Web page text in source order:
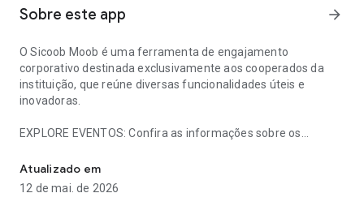
Sobre este app arrow_forward
O Sicoob Moob é uma ferramenta de engajamento
corporativo destinada exclusivamente aos cooperados da
instituição, que reúne diversas funcionalidades úteis e
inovadoras.
EXPLORE EVENTOS: Confira as informações sobre os
confirme sua presença, ative notificações, acesse seus
convites, visualize e sincronize o calendário com o seu
Atualizado em
12 de mai. de 2026